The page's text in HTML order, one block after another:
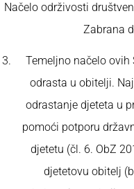
Načelo održivosti
Zabrana
Temeljno načelo ovih
odrasta u obitelji.
odrastanje djeteta u
pomoći potporu
djetetu (čl. 6. ObZ
djetetovu obitelj